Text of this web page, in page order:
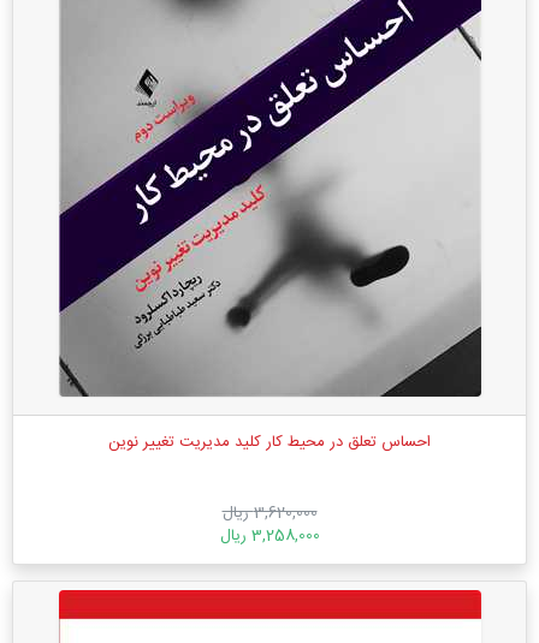
احساس تعلق در محیط كار كلید مدیریت تغییر نوین
3,620,000 ریال
3,258,000 ریال